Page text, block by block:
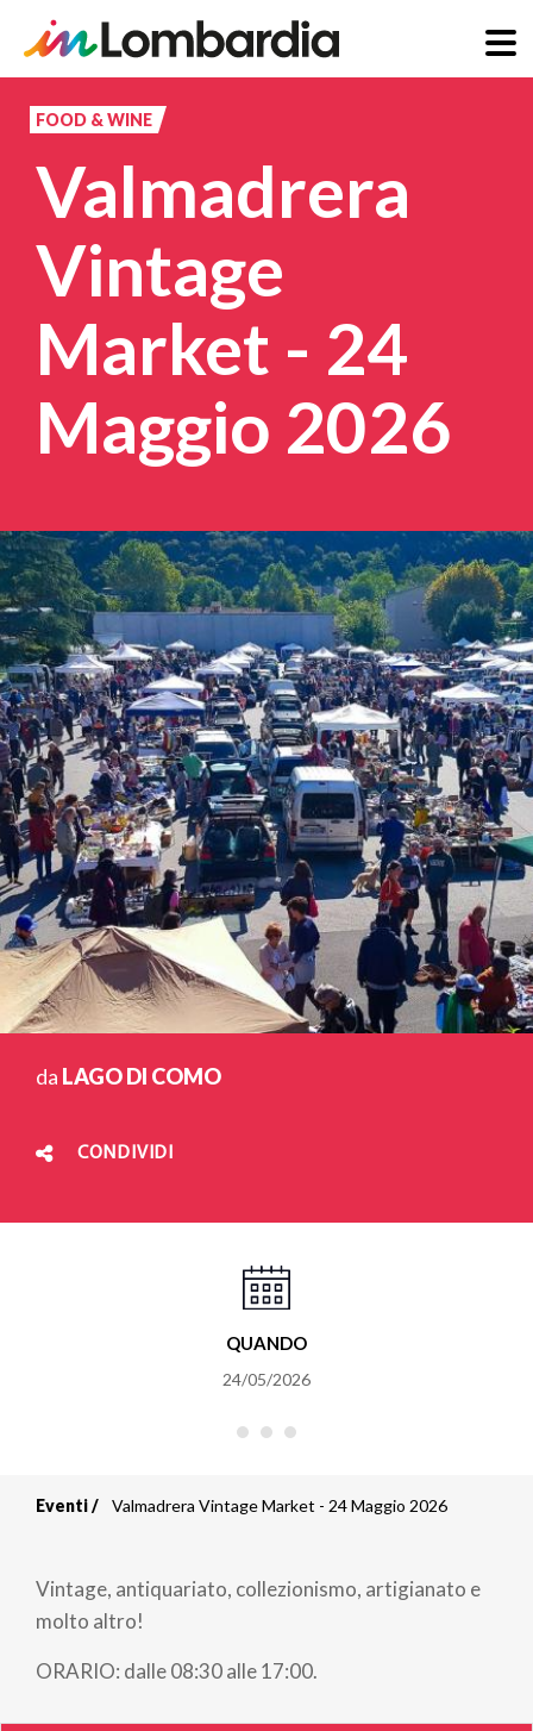
principale
FOOD & WINE
Valmadrera
Vintage
Market - 24
Maggio 2026
da LAGO DI COMO
CONDIVIDI
QUANDO
24/05/2026
di
pane
Eventi Valmadrera Vintage Market - 24 Maggio 2026
Vintage, antiquariato, collezionismo, artigianato e
molto altro!
ORARIO: dalle 08:30 alle 17:00.